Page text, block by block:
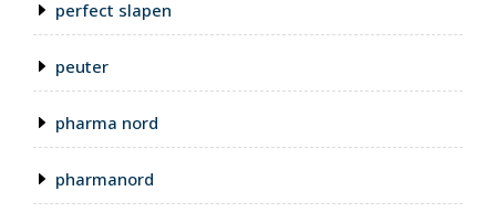
perfect slapen
peuter
pharma nord
pharmanord